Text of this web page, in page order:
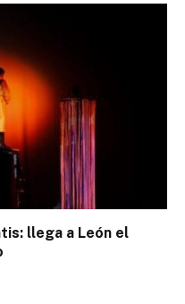
llega a León el